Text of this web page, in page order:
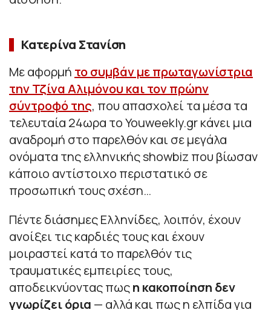
Κατερίνα Στανίση
Με αφορμή το συμβάν με πρωταγωνίστρια
την Τζίνα Αλιμόνου και τον πρώην
σύντροφό της, που απασχολεί τα μέσα τα
τελευταία 24ωρα το Youweekly.gr κάνει μια
αναδρομή στο παρελθόν και σε μεγάλα
ονόματα της ελληνικής showbiz που βίωσαν
κάποιο αντίστοιχο περιστατικό σε
προσωπική τους σχέση…
Πέντε διάσημες Ελληνίδες, λοιπόν, έχουν
ανοίξει τις καρδιές τους και έχουν
μοιραστεί κατά το παρελθόν τις
τραυματικές εμπειρίες τους,
αποδεικνύοντας πωςη κακοποίηση δεν
γνωρίζει όρια — αλλά και πως η ελπίδα για